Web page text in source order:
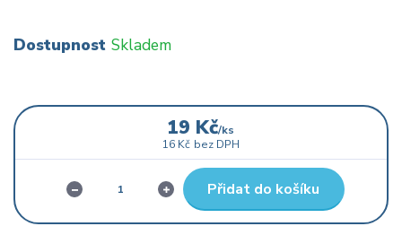
Dostupnost Skladem
19 Kč/ks
16 Kč bez DPH
Přidat do košíku